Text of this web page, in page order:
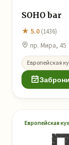
SOHO bar
★ 5.0 (1436)
пр. Мира, 45
Европейская
Европейская